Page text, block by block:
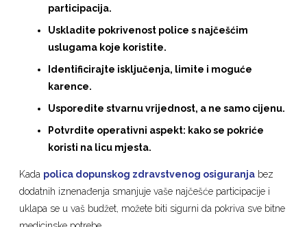
participacija.
Uskladite pokrivenost police s najčešćim
uslugama koje koristite.
Identificirajte isključenja, limite i moguće
karence.
Usporedite stvarnu vrijednost, a ne samo cijenu.
Potvrdite operativni aspekt: kako se pokriće
koristi na licu mjesta.
Kada polica dopunskog zdravstvenog osiguranja bez
dodatnih iznenađenja smanjuje vaše najčešće participacije i
uklapa se u vaš budžet, možete biti sigurni da pokriva sve bitne